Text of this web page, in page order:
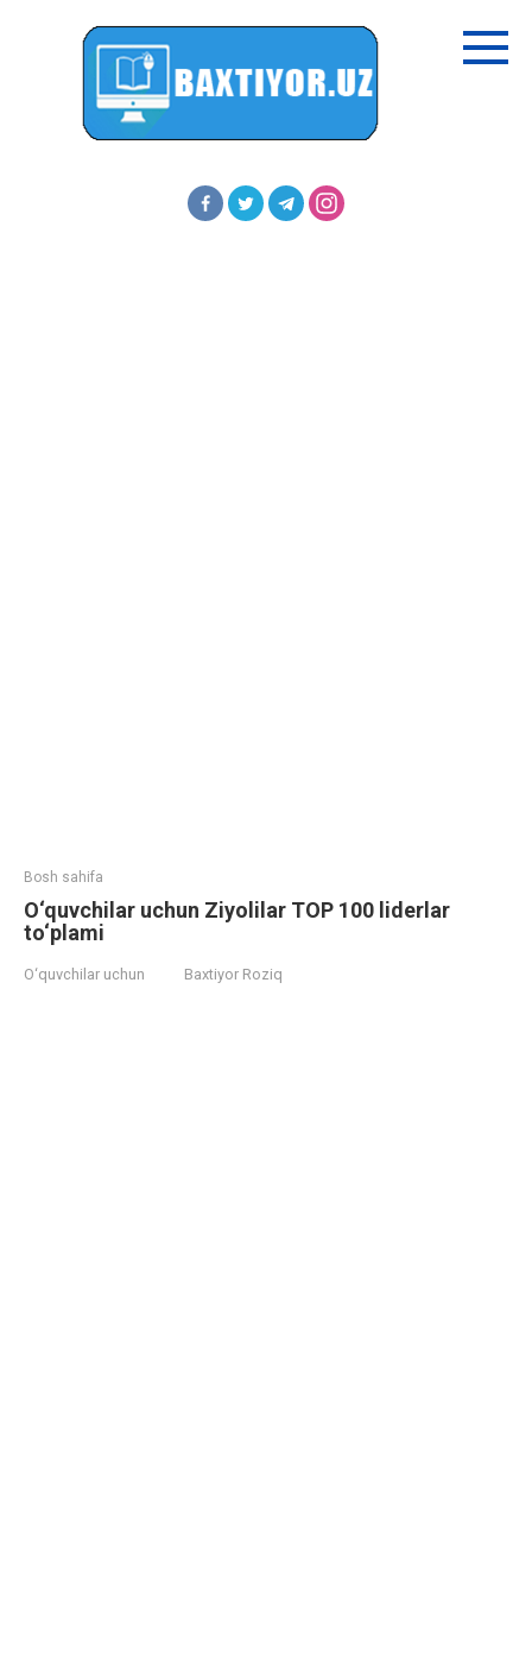
Bosh sahifa
O‘quvchilar uchun Ziyolilar TOP 100 liderlar
to‘plami
O‘quvchilar uchun Baxtiyor Roziq